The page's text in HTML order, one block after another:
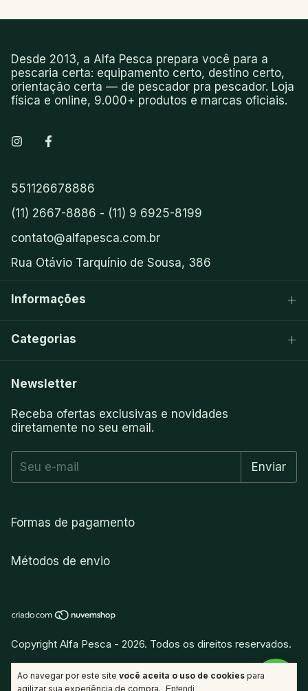
Ao navegar por este site você aceita o uso de cookies para
agilizar sua experiência de compra.
Entendi
Desde 2013, a Alfa Pesca prepara você para a
pescaria certa: equipamento certo, destino certo,
orientação certa — de pescador pra pescador. Loja
física e online, 9.000+ produtos e marcas oficiais.
551126678886
(11) 2667-8886 - (11) 9 6925-8199
contato@alfapesca.com.br
Rua Otávio Tarquínio de Sousa, 386
Informações
Categorias
Newsletter
Receba ofertas exclusivas e novidades
diretamente no seu email.
Formas de pagamento
Métodos de envio
Copyright Alfa Pesca - 2026. Todos os direitos reservados.
Desenvolvido porvitamina.